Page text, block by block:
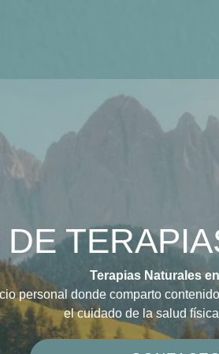
Terapias Naturales
personal donde comparto
el cuidado de la salud